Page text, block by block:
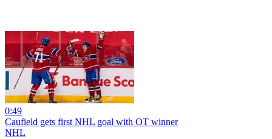
0:49
Caufield gets first NHL goal with OT winner
NHL